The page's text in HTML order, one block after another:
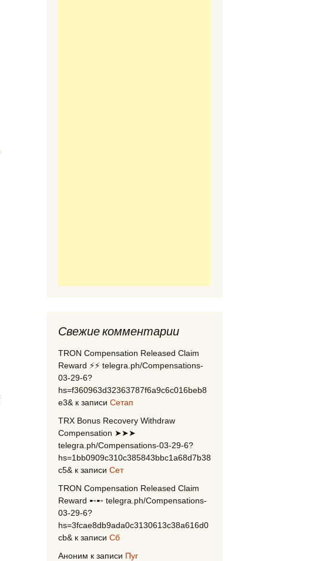
Свежие комментарии
TRON Compensation Released Claim
Reward ⚡⚡ telegra.ph/Compensations-
03-29-6?
hs=f360963d32363787f6a9c6c016beb8
e3& к записи Сетап
TRX Bonus Recovery Withdraw
Compensation ➤➤➤
telegra.ph/Compensations-03-29-6?
hs=1bb0909c310c385843bbc1a68d7b38
c5& к записи Сет
TRON Compensation Released Claim
Reward ➸➸ telegra.ph/Compensations-
03-29-6?
hs=3fcae8db9ada0c3130613c38a616d0
cb& к записи Сб
Аноним к записи Пуг